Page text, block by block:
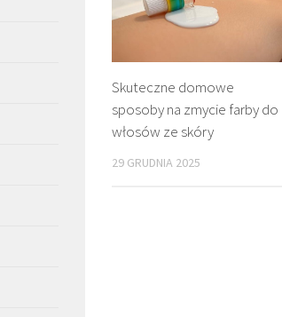
Skuteczne domowe
sposoby na zmycie farby do
włosów ze skóry
29 GRUDNIA 2025